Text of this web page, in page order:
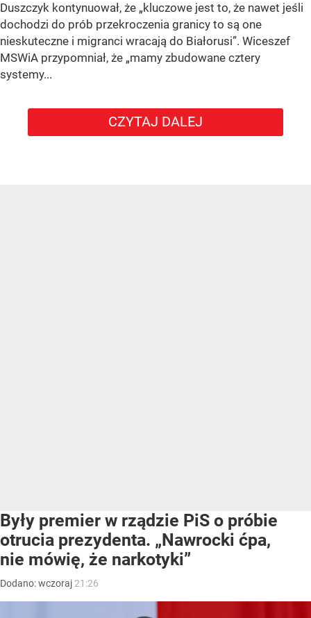
Duszczyk kontynuował, że „kluczowe jest to, że nawet jeśli
dochodzi do prób przekroczenia granicy to są one
nieskuteczne i migranci wracają do Białorusi”. Wiceszef
MSWiA przypomniał, że „mamy zbudowane cztery
systemy...
CZYTAJ DALEJ
Były premier w rządzie PiS o próbie
otrucia prezydenta. „Nawrocki ćpa,
nie mówię, że narkotyki”
Dodano:wczoraj 21:26